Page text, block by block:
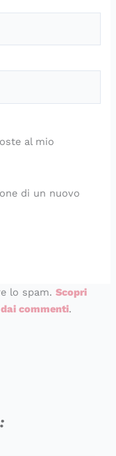
al mio
di un nuovo
lo spam. Scopri
commenti.